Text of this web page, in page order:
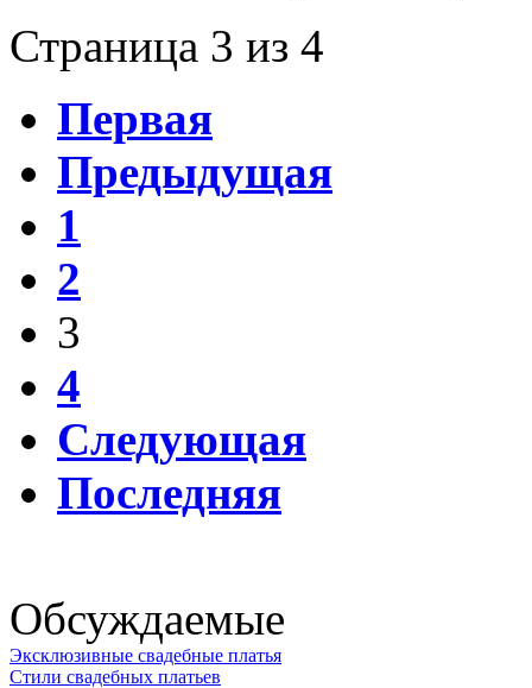
Страница 3 из 4
Первая
Предыдущая
1
2
3
4
Следующая
Последняя
Обсуждаемые
Эксклюзивные свадебные платья
Стили свадебных платьев